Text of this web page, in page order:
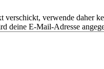
verschickt, verwende daher
deine E-Mail-Adresse